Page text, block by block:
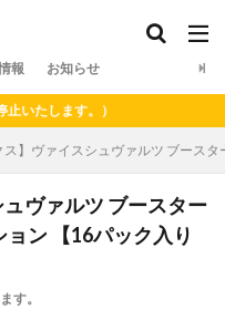
報 お知らせ
します。）
ス】ヴァイスシュヴァルツ ブース
ヴァルツ ブースター
ン 【16パック入り
す。